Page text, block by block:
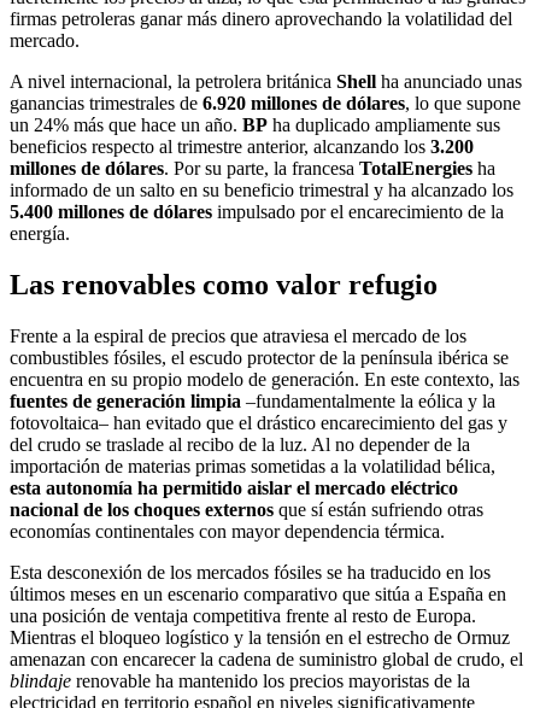
firmas petroleras ganar más dinero aprovechando la volatilidad del
mercado.
A nivel internacional, la petrolera británica Shell ha anunciado unas
ganancias trimestrales de 6.920 millones de dólares, lo que supone
un 24% más que hace un año. BP ha duplicado ampliamente sus
beneficios respecto al trimestre anterior, alcanzando los 3.200
millones de dólares. Por su parte, la francesa TotalEnergies ha
informado de un salto en su beneficio trimestral y ha alcanzado los
5.400 millones de dólares impulsado por el encarecimiento de la
energía.
Las renovables como valor refugio
Frente a la espiral de precios que atraviesa el mercado de los
combustibles fósiles, el escudo protector de la península ibérica se
encuentra en su propio modelo de generación. En este contexto, las
fuentes de generación limpia –fundamentalmente la eólica y la
fotovoltaica– han evitado que el drástico encarecimiento del gas y
del crudo se traslade al recibo de la luz. Al no depender de la
importación de materias primas sometidas a la volatilidad bélica,
esta autonomía ha permitido aislar el mercado eléctrico
nacional de los choques externos que sí están sufriendo otras
economías continentales con mayor dependencia térmica.
Esta desconexión de los mercados fósiles se ha traducido en los
últimos meses en un escenario comparativo que sitúa a España en
una posición de ventaja competitiva frente al resto de Europa.
Mientras el bloqueo logístico y la tensión en el estrecho de Ormuz
amenazan con encarecer la cadena de suministro global de crudo, el
blindaje renovable ha mantenido los precios mayoristas de la
electricidad en territorio español en niveles significativamente